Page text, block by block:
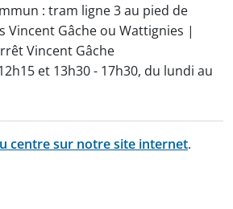
: tram ligne 3 au pied de
Vincent Gâche ou Wattignies |
Vincent Gâche
et 13h30 - 17h30, du lundi au
centre sur notre site internet.